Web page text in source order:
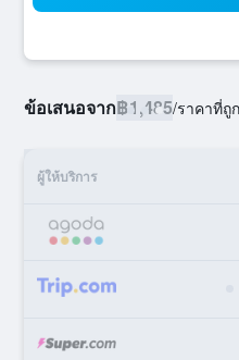
ข้อเสนอจาก฿1,485/ราคาที่ถู
ผู้ให้บริการ